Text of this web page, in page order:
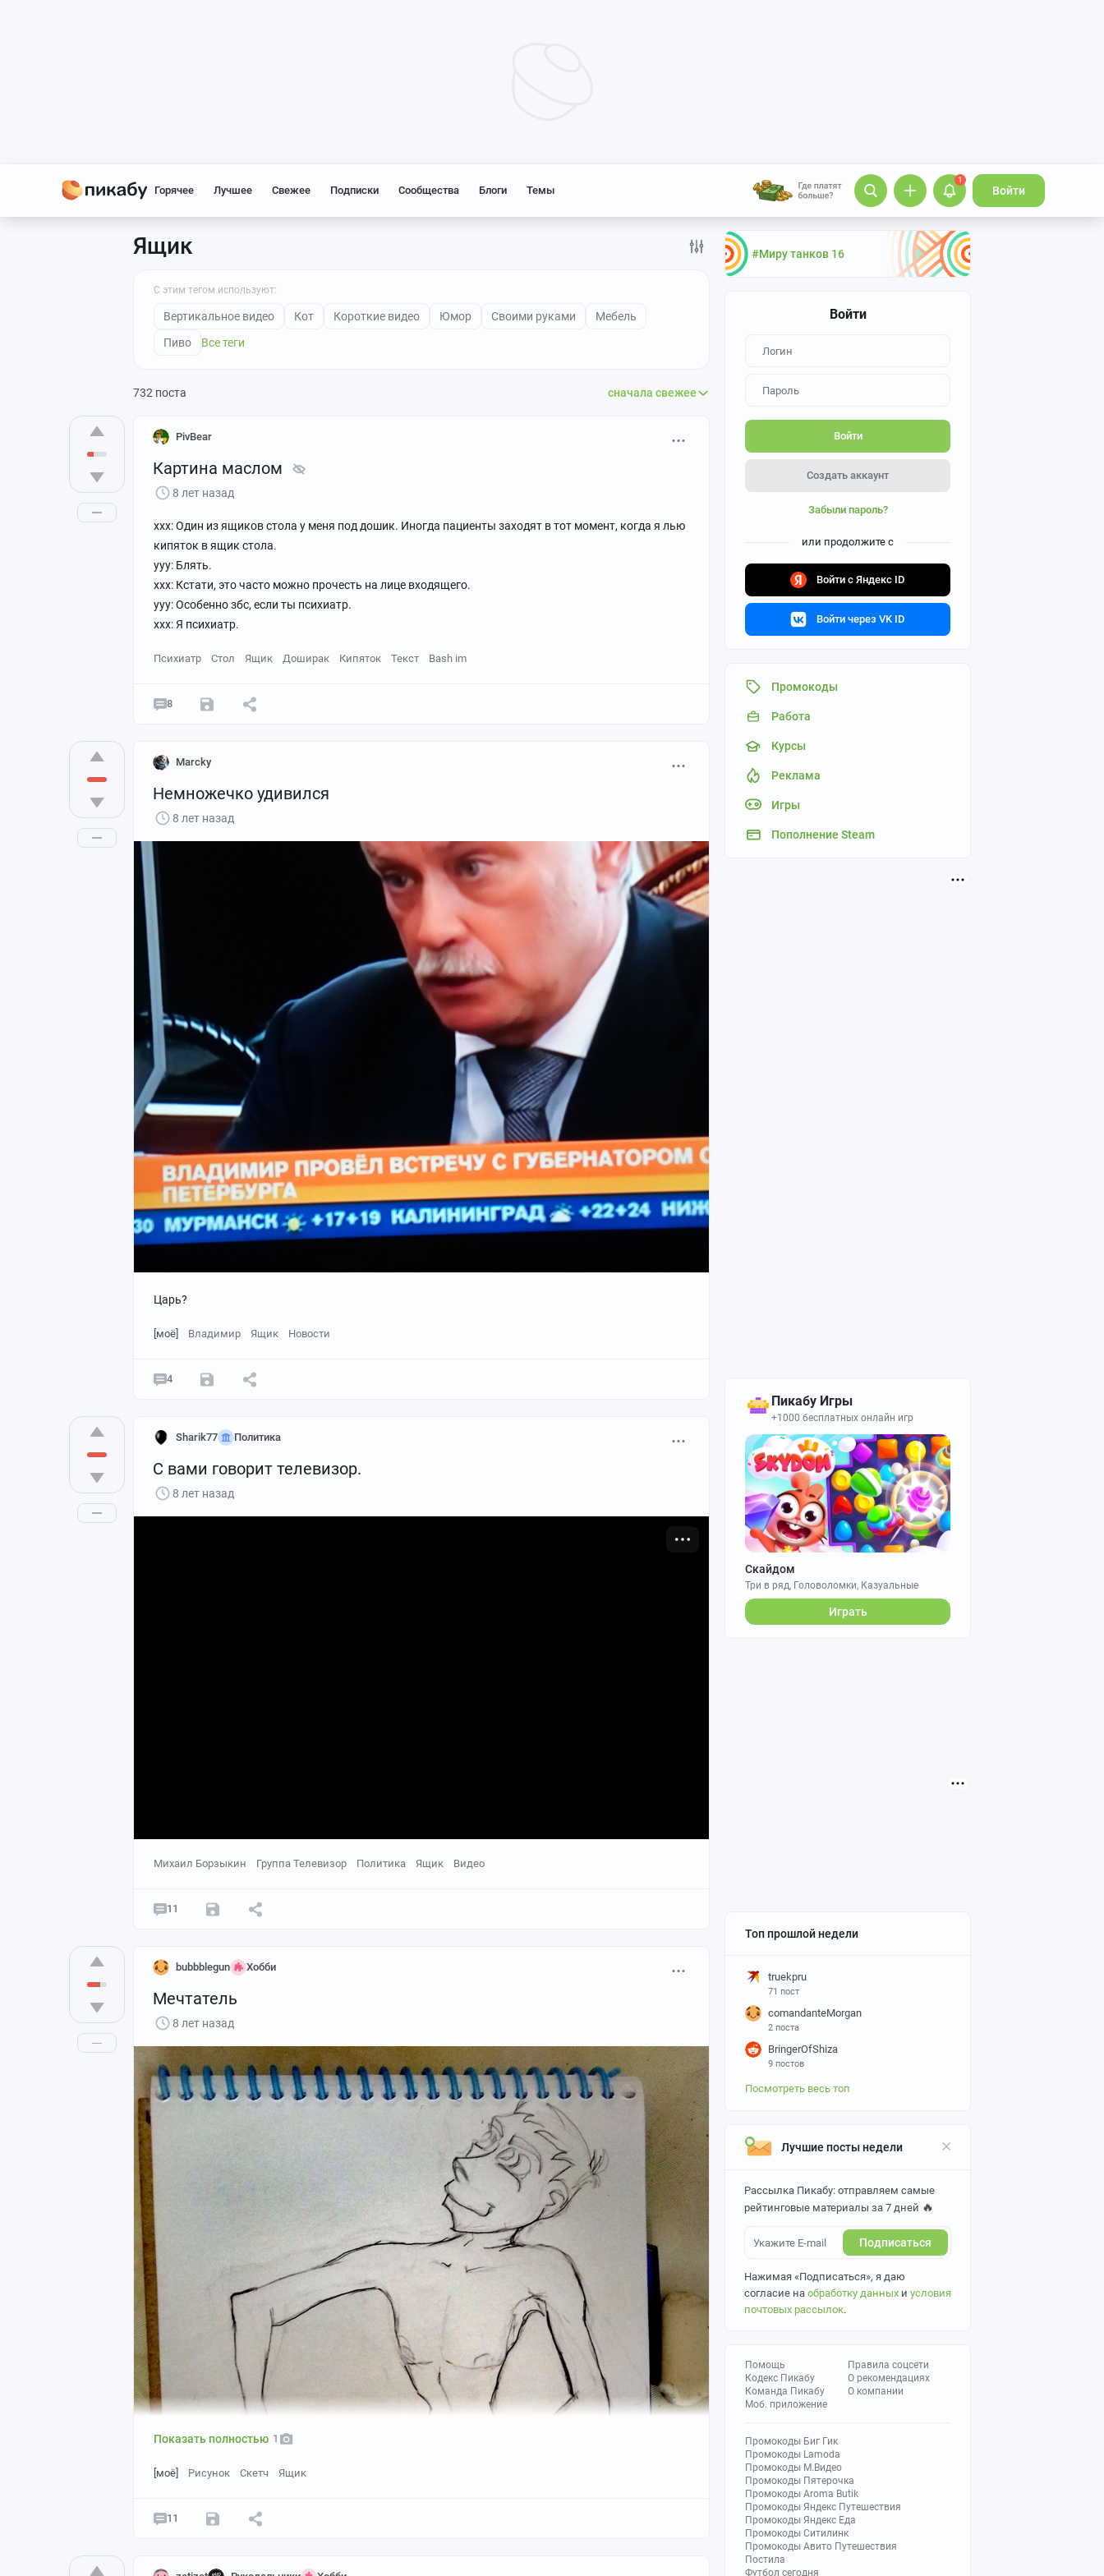
Горячее Лучшее Свежее Подписки Сообщества Блоги Темы
1
Войти
#Миру танков 16
Войти
Войти
Создать аккаунт
Забыли пароль?
или продолжите с
Войти с Яндекс ID
Войти через VK ID
Промокоды
Работа
Курсы
Реклама
Игры
Пополнение Steam
Пикабу Игры
+1000 бесплатных онлайн игр
Скайдом
Три в ряд, Головоломки, Казуальные
Играть
Топ прошлой недели
truekpru
71 пост
comandanteMorgan
2 поста
BringerOfShiza
9 постов
Посмотреть весь топ
Лучшие посты недели
Рассылка Пикабу: отправляем самые
рейтинговые материалы за 7 дней 🔥
Подписаться
Нажимая «Подписаться», я даю
согласие на обработку данных и условия
почтовых рассылок.
Помощь
Кодекс Пикабу
Команда Пикабу
Моб. приложение
Правила соцсети
О рекомендациях
О компании
Промокоды Биг Гик
Промокоды Lamoda
Промокоды М.Видео
Промокоды Пятерочка
Промокоды Aroma Butik
Промокоды Яндекс Путешествия
Промокоды Яндекс Еда
Промокоды Ситилинк
Промокоды Авито Путешествия
Постила
Футбол сегодня
Ящик
С этим тегом используют:
Вертикальное видео Кот Короткие видео Юмор Своими руками
Мебель
Пиво
Все теги
732 поста сначала свежее
PivBear
Картина маслом
8 лет назад
xxx: Один из ящиков стола у меня под дошик. Иногда пациенты заходят в тот момент, когда я лью
кипяток в ящик стола.
yyy: Блять.
xxx: Кстати, это часто можно прочесть на лице входящего.
yyy: Особенно збс, если ты психиатр.
xxx: Я психиатр.
Психиатр Стол Ящик Доширак Кипяток Текст Bash im
8
Marcky
Немножечко удивился
8 лет назад
Царь?
[моё] Владимир Ящик Новости
4
Sharik77 Политика
С вами говорит телевизор.
8 лет назад
Михаил Борзыкин Группа Телевизор Политика Ящик Видео
11
bubbblegun Хобби
Мечтатель
8 лет назад
Показать полностью 1
[моё] Рисунок Скетч Ящик
11